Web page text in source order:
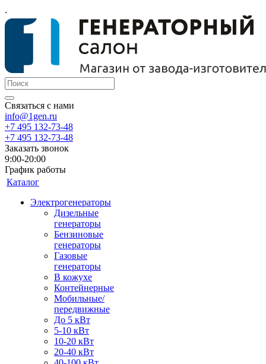
.
Связаться с нами
info@1gen.ru
+7 495 132-73-48
+7 495 132-73-48
Заказать звонок
9:00-20:00
График работы
Каталог
Электрогенераторы
Дизельные
генераторы
Бензиновые
генераторы
Газовые
генераторы
В кожухе
Контейнерные
Мобильные/
передвижные
До 5 кВт
5-10 кВт
10-20 кВт
20-40 кВт